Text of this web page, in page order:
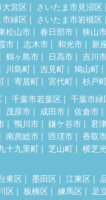
大宮区
さいたま市見沼区
市緑区
さいたま市岩槻区
松山市 春日部市
狭山
市 志木市 和光市
新
鶴ヶ島市 日高市
吉川
川島町 吉見町
鳩山町
寄居町 宮代町 杉戸
千葉市若葉区
千葉市緑
茂原市 成田市
佐倉市
鴨川市 鎌ケ谷市
君
南房総市 匝瑳市
香取
十九里町 芝山町
横芝
東区 墨田区 江東区
区 板橋区 練馬区
足